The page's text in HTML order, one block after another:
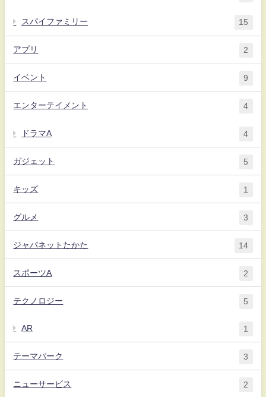
スパイファミリー 15
アプリ 2
イベント 9
エンターテイメント 4
ドラマA 4
ガジェット 5
キッズ 1
グルメ 3
ジャパネットたかた 14
スポーツA 2
テクノロジー 5
AR 1
テーマパーク 3
ニューサービス 2